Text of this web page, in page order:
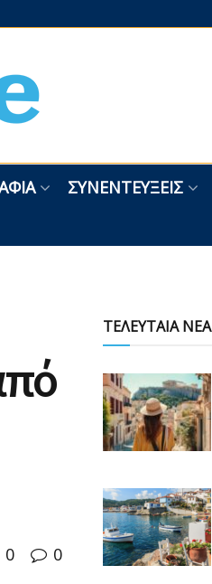
ΣΥΝΕΝΤΕΎΞΕΙΣ
0 0
ΤΕΛΕΥΤΑΙΑ ΝΕΑ